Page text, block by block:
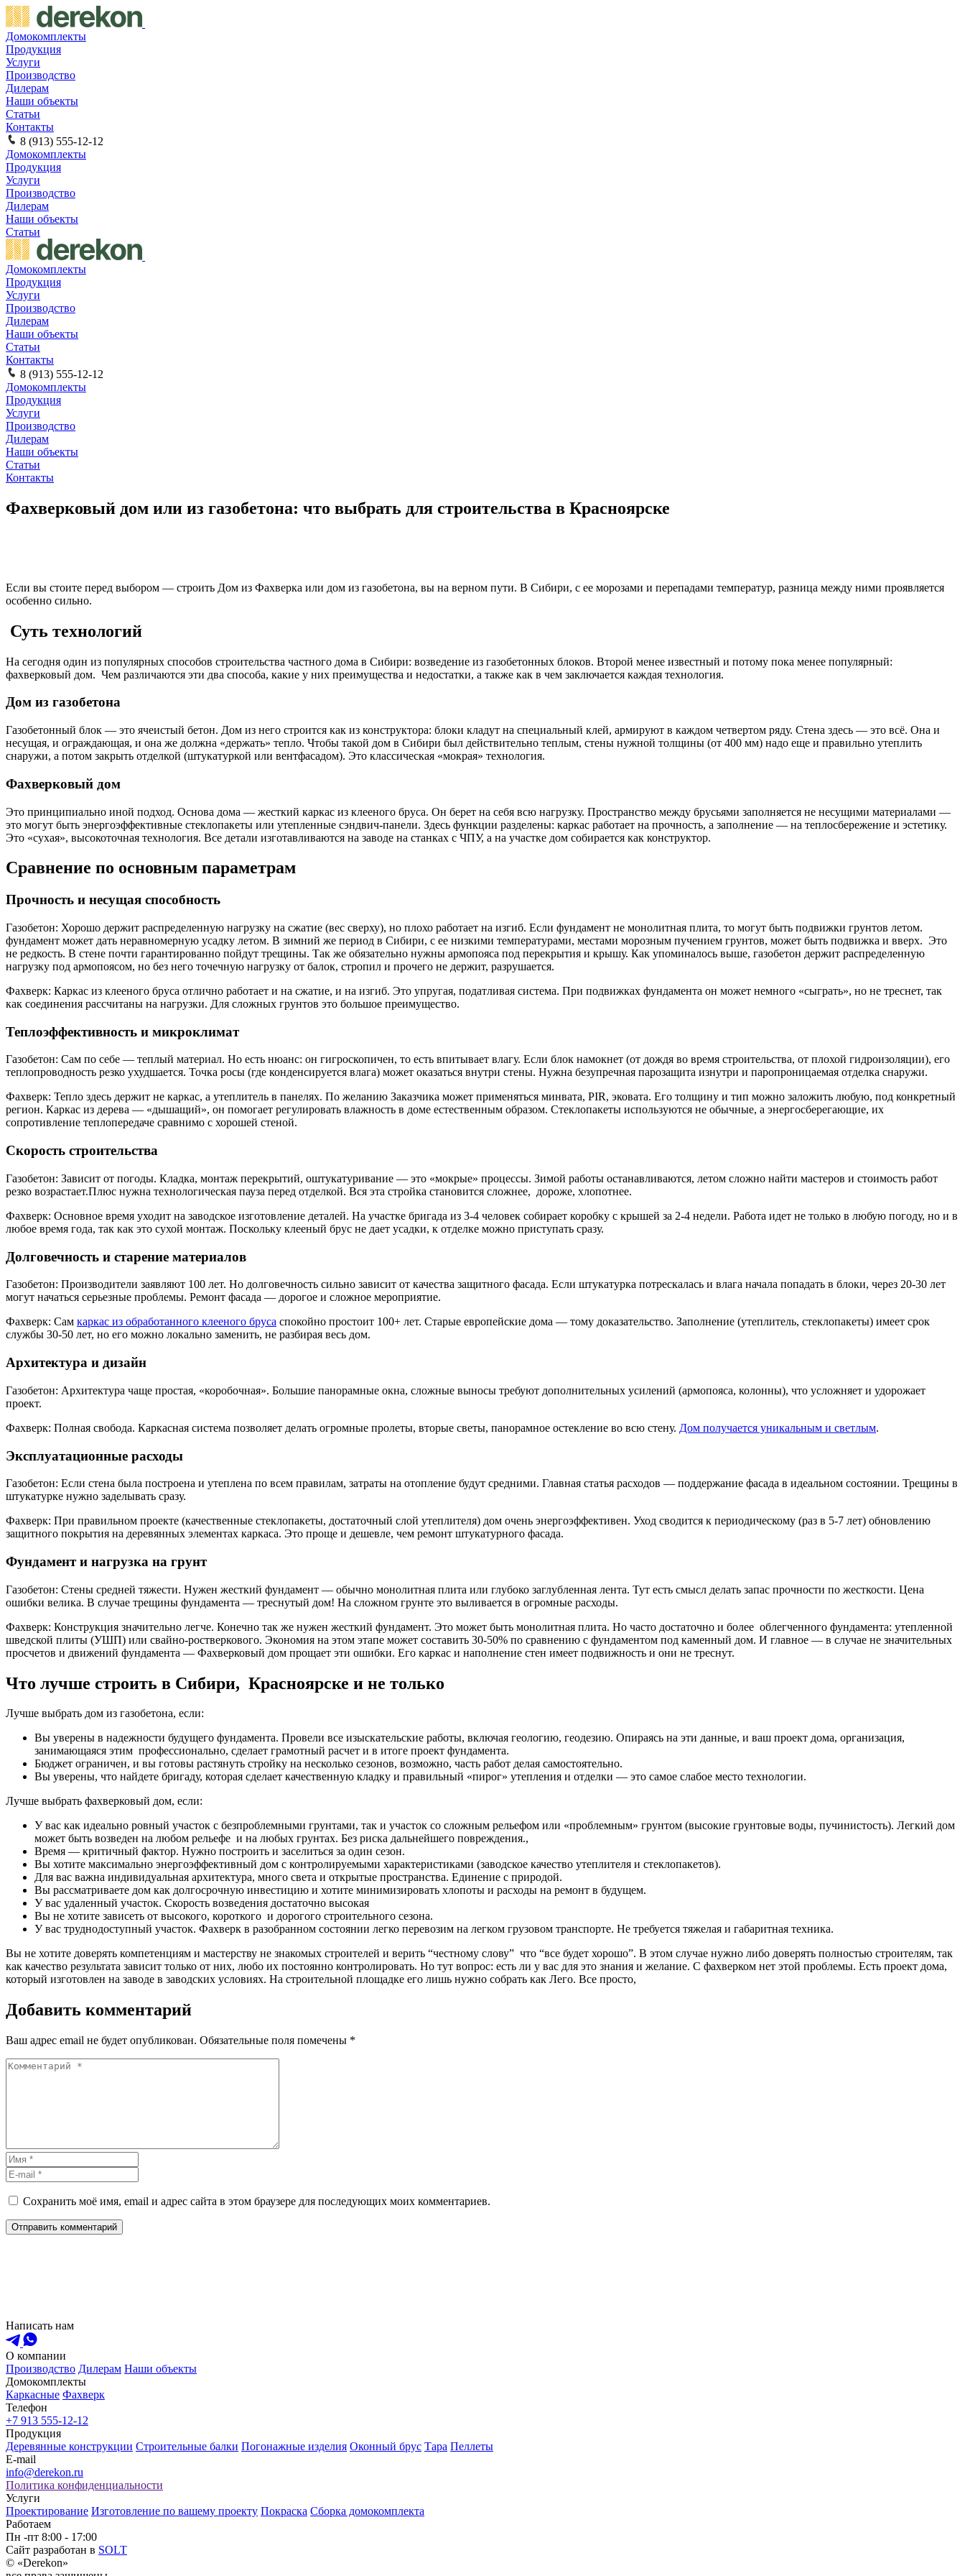
Домокомплекты
Продукция
Услуги
Производство
Дилерам
Наши объекты
Статьи
Контакты
8 (913) 555-12-12
Домокомплекты
Продукция
Услуги
Производство
Дилерам
Наши объекты
Статьи
Домокомплекты
Продукция
Услуги
Производство
Дилерам
Наши объекты
Статьи
Контакты
8 (913) 555-12-12
Домокомплекты
Продукция
Услуги
Производство
Дилерам
Наши объекты
Статьи
Контакты
Фахверковый дом или из газобетона: что выбрать для строительства в Красноярске
Если вы стоите перед выбором — строить Дом из Фахверка или дом из газобетона, вы на верном пути. В Сибири, с ее морозами и перепадами температур, разница между ними проявляется
особенно сильно.
Суть технологий
На сегодня один из популярных способов строительства частного дома в Сибири: возведение из газобетонных блоков. Второй менее известный и потому пока менее популярный:
фахверковый дом. Чем различаются эти два способа, какие у них преимущества и недостатки, а также как в чем заключается каждая технология.
Дом из газобетона
Газобетонный блок — это ячеистый бетон. Дом из него строится как из конструктора: блоки кладут на специальный клей, армируют в каждом четвертом ряду. Стена здесь — это всё. Она и
несущая, и ограждающая, и она же должна «держать» тепло. Чтобы такой дом в Сибири был действительно теплым, стены нужной толщины (от 400 мм) надо еще и правильно утеплить
снаружи, а потом закрыть отделкой (штукатуркой или вентфасадом). Это классическая «мокрая» технология.
Фахверковый дом
Это принципиально иной подход. Основа дома — жесткий каркас из клееного бруса. Он берет на себя всю нагрузку. Пространство между брусьями заполняется не несущими материалами —
это могут быть энергоэффективные стеклопакеты или утепленные сэндвич-панели. Здесь функции разделены: каркас работает на прочность, а заполнение — на теплосбережение и эстетику.
Это «сухая», высокоточная технология. Все детали изготавливаются на заводе на станках с ЧПУ, а на участке дом собирается как конструктор.
Сравнение по основным параметрам
Прочность и несущая способность
Газобетон: Хорошо держит распределенную нагрузку на сжатие (вес сверху), но плохо работает на изгиб. Если фундамент не монолитная плита, то могут быть подвижки грунтов летом.
фундамент может дать неравномерную усадку летом. В зимний же период в Сибири, с ее низкими температурами, местами морозным пучением грунтов, может быть подвижка и вверх. Это
не редкость. В стене почти гарантированно пойдут трещины. Так же обязательно нужны армопояса под перекрытия и крышу. Как упоминалось выше, газобетон держит распределенную
нагрузку под армопоясом, но без него точечную нагрузку от балок, стропил и прочего не держит, разрушается.
Фахверк: Каркас из клееного бруса отлично работает и на сжатие, и на изгиб. Это упругая, податливая система. При подвижках фундамента он может немного «сыграть», но не треснет, так
как соединения рассчитаны на нагрузки. Для сложных грунтов это большое преимущество.
Теплоэффективность и микроклимат
Газобетон: Сам по себе — теплый материал. Но есть нюанс: он гигроскопичен, то есть впитывает влагу. Если блок намокнет (от дождя во время строительства, от плохой гидроизоляции), его
теплопроводность резко ухудшается. Точка росы (где конденсируется влага) может оказаться внутри стены. Нужна безупречная парозащита изнутри и паропроницаемая отделка снаружи.
Фахверк: Тепло здесь держит не каркас, а утеплитель в панелях. По желанию Заказчика может применяться минвата, PIR, эковата. Его толщину и тип можно заложить любую, под конкретный
регион. Каркас из дерева — «дышащий», он помогает регулировать влажность в доме естественным образом. Стеклопакеты используются не обычные, а энергосберегающие, их
сопротивление теплопередаче сравнимо с хорошей стеной.
Скорость строительства
Газобетон: Зависит от погоды. Кладка, монтаж перекрытий, оштукатуривание — это «мокрые» процессы. Зимой работы останавливаются, летом сложно найти мастеров и стоимость работ
резко возрастает.Плюс нужна технологическая пауза перед отделкой. Вся эта стройка становится сложнее, дороже, хлопотнее.
Фахверк: Основное время уходит на заводское изготовление деталей. На участке бригада из 3-4 человек собирает коробку с крышей за 2-4 недели. Работа идет не только в любую погоду, но и в
любое время года, так как это сухой монтаж. Поскольку клееный брус не дает усадки, к отделке можно приступать сразу.
Долговечность и старение материалов
Газобетон: Производители заявляют 100 лет. Но долговечность сильно зависит от качества защитного фасада. Если штукатурка потрескалась и влага начала попадать в блоки, через 20-30 лет
могут начаться серьезные проблемы. Ремонт фасада — дорогое и сложное мероприятие.
Фахверк: Сам каркас из обработанного клееного бруса спокойно простоит 100+ лет. Старые европейские дома — тому доказательство. Заполнение (утеплитель, стеклопакеты) имеет срок
службы 30-50 лет, но его можно локально заменить, не разбирая весь дом.
Архитектура и дизайн
Газобетон: Архитектура чаще простая, «коробочная». Большие панорамные окна, сложные выносы требуют дополнительных усилений (армопояса, колонны), что усложняет и удорожает
проект.
Фахверк: Полная свобода. Каркасная система позволяет делать огромные пролеты, вторые светы, панорамное остекление во всю стену. Дом получается уникальным и светлым.
Эксплуатационные расходы
Газобетон: Если стена была построена и утеплена по всем правилам, затраты на отопление будут средними. Главная статья расходов — поддержание фасада в идеальном состоянии. Трещины в
штукатурке нужно заделывать сразу.
Фахверк: При правильном проекте (качественные стеклопакеты, достаточный слой утеплителя) дом очень энергоэффективен. Уход сводится к периодическому (раз в 5-7 лет) обновлению
защитного покрытия на деревянных элементах каркаса. Это проще и дешевле, чем ремонт штукатурного фасада.
Фундамент и нагрузка на грунт
Газобетон: Стены средней тяжести. Нужен жесткий фундамент — обычно монолитная плита или глубоко заглубленная лента. Тут есть смысл делать запас прочности по жесткости. Цена
ошибки велика. В случае трещины фундамента — треснутый дом! На сложном грунте это выливается в огромные расходы.
Фахверк: Конструкция значительно легче. Конечно так же нужен жесткий фундамент. Это может быть монолитная плита. Но часто достаточно и более облегченного фундамента: утепленной
шведской плиты (УШП) или свайно-ростверкового. Экономия на этом этапе может составить 30-50% по сравнению с фундаментом под каменный дом. И главное — в случае не значительных
просчетов и движений фундамента — Фахверковый дом прощает эти ошибки. Его каркас и наполнение стен имеет подвижность и они не треснут.
Что лучше строить в Сибири, Красноярске и не только
Лучше выбрать дом из газобетона, если:
Вы уверены в надежности будущего фундамента. Провели все изыскательские работы, включая геологию, геодезию. Опираясь на эти данные, и ваш проект дома, организация,
занимающаяся этим профессионально, сделает грамотный расчет и в итоге проект фундамента.
Бюджет ограничен, и вы готовы растянуть стройку на несколько сезонов, возможно, часть работ делая самостоятельно.
Вы уверены, что найдете бригаду, которая сделает качественную кладку и правильный «пирог» утепления и отделки — это самое слабое место технологии.
Лучше выбрать фахверковый дом, если:
У вас как идеально ровный участок с безпроблемными грунтами, так и участок со сложным рельефом или «проблемным» грунтом (высокие грунтовые воды, пучинистость). Легкий дом
может быть возведен на любом рельефе и на любых грунтах. Без риска дальнейшего повреждения.,
Время — критичный фактор. Нужно построить и заселиться за один сезон.
Вы хотите максимально энергоэффективный дом с контролируемыми характеристиками (заводское качество утеплителя и стеклопакетов).
Для вас важна индивидуальная архитектура, много света и открытые пространства. Единение с природой.
Вы рассматриваете дом как долгосрочную инвестицию и хотите минимизировать хлопоты и расходы на ремонт в будущем.
У вас удаленный участок. Скорость возведения достаточно высокая
Вы не хотите зависеть от высокого, короткого и дорогого строительного сезона.
У вас труднодоступный участок. Фахверк в разобранном состоянии легко перевозим на легком грузовом транспорте. Не требуется тяжелая и габаритная техника.
Вы не хотите доверять компетенциям и мастерству не знакомых строителей и верить “честному слову” что “все будет хорошо”. В этом случае нужно либо доверять полностью строителям, так
как качество результата зависит только от них, любо их постоянно контролировать. Но тут вопрос: есть ли у вас для это знания и желание. С фахверком нет этой проблемы. Есть проект дома,
который изготовлен на заводе в заводских условиях. На строительной площадке его лишь нужно собрать как Лего. Все просто,
Добавить комментарий
Ваш адрес email не будет опубликован. Обязательные поля помечены *
Сохранить моё имя, email и адрес сайта в этом браузере для последующих моих комментариев.
Написать нам
О компании
Производство Дилерам Наши объекты
Домокомплекты
Каркасные Фахверк
Телефон
+7 913 555-12-12
Продукция
Деревянные конструкции Строительные балки Погонажные изделия Оконный брус Тара Пеллеты
E-mail
info@derekon.ru
Политика конфиденциальности
Услуги
Проектирование Изготовление по вашему проекту Покраска Сборка домокомплекта
Работаем
Пн -пт 8:00 - 17:00
Сайт разработан в SOLT
© «Derekon»